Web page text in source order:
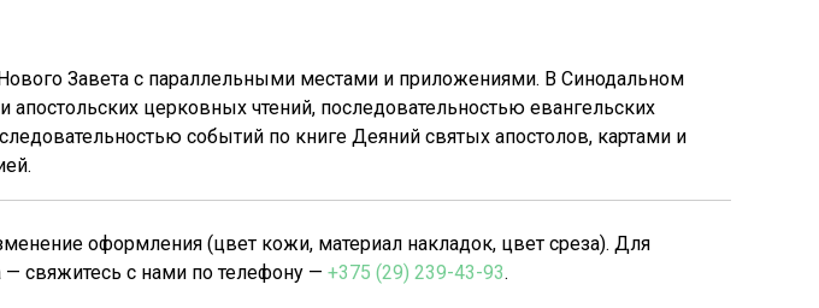
Завета с параллельными местами и приложениями. В Синодальном
апостольских церковных чтений, последовательностью евангельских
событий по книге Деяний святых апостолов, картами и
оформления (цвет кожи, материал накладок, цвет среза). Для
— свяжитесь с нами по телефону — +375 (29) 239-43-93.